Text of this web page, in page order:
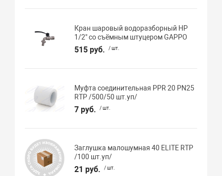
Кран шаровый водоразборный НР
1/2" со съёмным штуцером GAPPO
515 руб. / шт.
Муфта соединительная PPR 20 PN25
RTP /500/50 шт.уп/
7 руб. / шт.
Заглушка малошумная 40 ELITE RTP
/100 шт.уп/
21 руб. / шт.